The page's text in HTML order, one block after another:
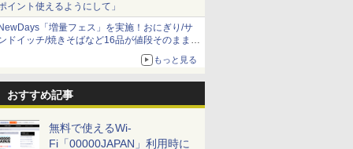
イント使えるようにして」
「増量フェス」を実施！おにぎり/サ
ドイッチ/焼きそばなど16品が値段そのままで
もっと見る
おすすめ記事
無料で使えるWi-
Fi「00000JAPAN」利用時に